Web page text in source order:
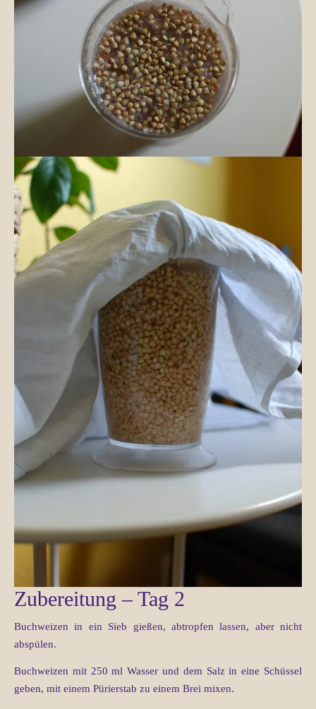
Zubereitung – Tag 2
Buchweizen in ein Sieb gießen, abtropfen lassen, aber nicht
abspülen.
Buchweizen mit 250 ml Wasser und dem Salz in eine Schüssel
geben, mit einem Pürierstab zu einem Brei mixen.